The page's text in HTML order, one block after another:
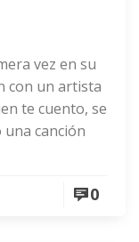
vez en su
con un artista
te cuento, se
canción
0